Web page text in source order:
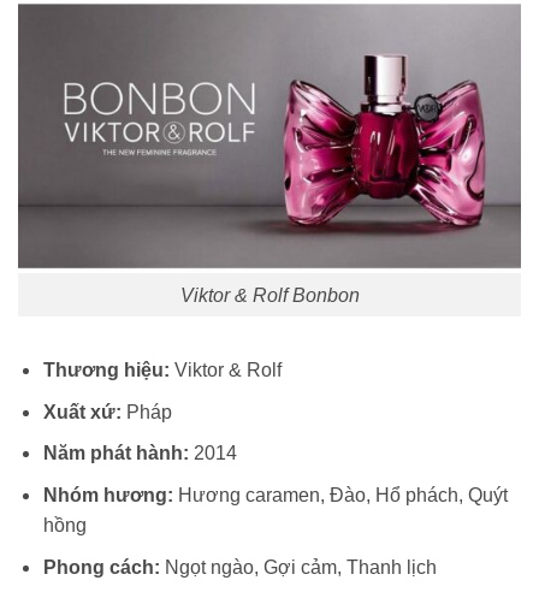
Viktor & Rolf Bonbon
Thương hiệu: Viktor & Rolf
Xuất xứ: Pháp
Năm phát hành: 2014
Nhóm hương: Hương caramen, Đào, Hổ phách, Quýt
hồng
Phong cách: Ngọt ngào, Gợi cảm, Thanh lịch